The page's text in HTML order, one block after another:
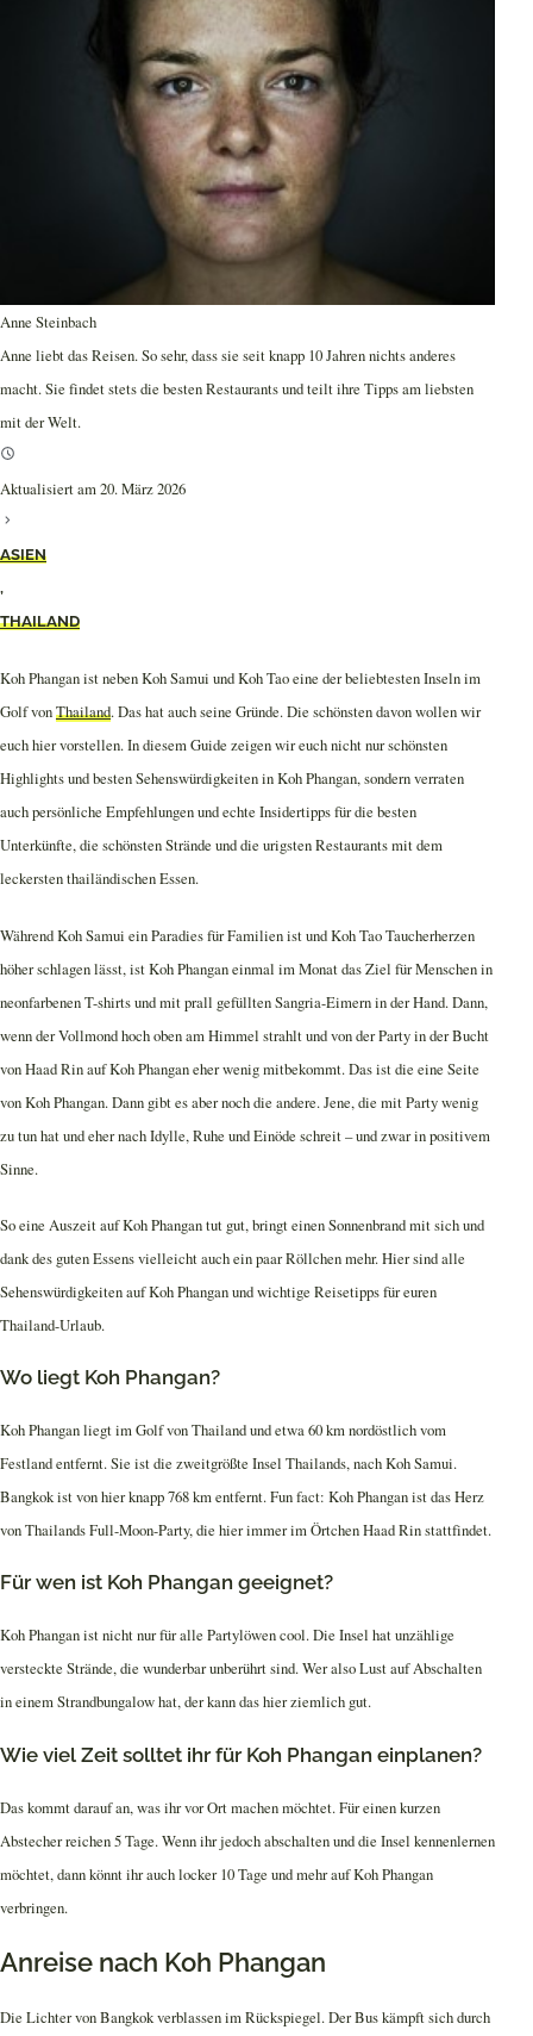
Anne Steinbach
Anne liebt das Reisen. So sehr, dass sie seit knapp 10 Jahren nichts anderes
macht. Sie findet stets die besten Restaurants und teilt ihre Tipps am liebsten
mit der Welt.
Aktualisiert am 20. März 2026
ASIEN
,
THAILAND
Koh Phangan ist neben Koh Samui und Koh Tao eine der beliebtesten Inseln im
Golf vonThailand. Das hat auch seine Gründe. Die schönsten davon wollen wir
euch hier vorstellen. In diesem Guide zeigen wir euch nicht nur schönsten
Highlights und besten Sehenswürdigkeiten in Koh Phangan, sondern verraten
auch persönliche Empfehlungen und echte Insidertipps für die besten
Unterkünfte, die schönsten Strände und die urigsten Restaurants mit dem
leckersten thailändischen Essen.
Während Koh Samui ein Paradies für Familien ist und Koh Tao Taucherherzen
höher schlagen lässt, ist Koh Phangan einmal im Monat das Ziel für Menschen in
neonfarbenen T-shirts und mit prall gefüllten Sangria-Eimern in der Hand. Dann,
wenn der Vollmond hoch oben am Himmel strahlt und von der Party in der Bucht
von Haad Rin auf Koh Phangan eher wenig mitbekommt. Das ist die eine Seite
von Koh Phangan. Dann gibt es aber noch die andere. Jene, die mit Party wenig
zu tun hat und eher nach Idylle, Ruhe und Einöde schreit – und zwar in positivem
Sinne.
So eine Auszeit auf Koh Phangan tut gut, bringt einen Sonnenbrand mit sich und
dank des guten Essens vielleicht auch ein paar Röllchen mehr. Hier sind alle
Sehenswürdigkeiten auf Koh Phangan und wichtige Reisetipps für euren
Thailand-Urlaub.
Wo liegt Koh Phangan?
Koh Phangan liegt im Golf von Thailand und etwa 60 km nordöstlich vom
Festland entfernt. Sie ist die zweitgrößte Insel Thailands, nach Koh Samui.
Bangkok ist von hier knapp 768 km entfernt. Fun fact: Koh Phangan ist das Herz
von Thailands Full-Moon-Party, die hier immer im Örtchen Haad Rin stattfindet.
Für wen ist Koh Phangan geeignet?
Koh Phangan ist nicht nur für alle Partylöwen cool. Die Insel hat unzählige
versteckte Strände, die wunderbar unberührt sind. Wer also Lust auf Abschalten
in einem Strandbungalow hat, der kann das hier ziemlich gut.
Wie viel Zeit solltet ihr für Koh Phangan einplanen?
Das kommt darauf an, was ihr vor Ort machen möchtet. Für einen kurzen
Abstecher reichen 5 Tage. Wenn ihr jedoch abschalten und die Insel kennenlernen
möchtet, dann könnt ihr auch locker 10 Tage und mehr auf Koh Phangan
verbringen.
Anreise nach Koh Phangan
Die Lichter von Bangkok verblassen im Rückspiegel. Der Bus kämpft sich durch